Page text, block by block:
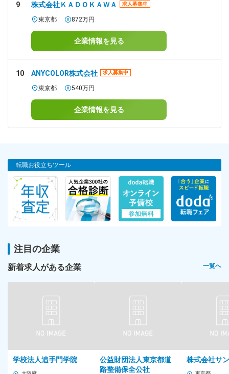
9 株式会社ＫＡＤＯＫＡＷＡ 求人募集中
東京都 872万円
企業情報を見る
10 ANYCOLOR株式会社 求人募集中
東京都 540万円
企業情報を見る
転職お役立ちツール
注目の企業
新着求人がある企業 一覧へ
学校法人追手門学院
公益財団法人東京都道
路整備保全公社
株式会社サ